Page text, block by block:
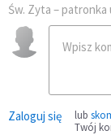
Św. Zyta –
Zaloguj się lub
Twój